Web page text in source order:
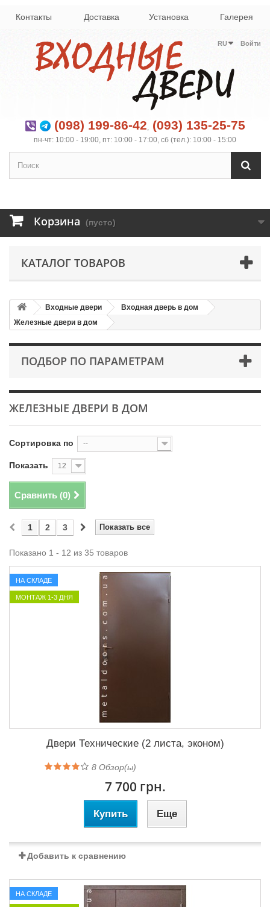
Контакты Доставка Установка Галерея
Войти
RU
(098) 199-86-42, (093) 135-25-75
пн-чт: 10:00 - 19:00, пт: 10:00 - 17:00, сб (тел.): 10:00 - 15:00
Корзина (пусто)
КАТАЛОГ ТОВАРОВ
Входные двери
Входная дверь в дом
Железные двери в дом
ПОДБОР ПО ПАРАМЕТРАМ
ЖЕЛЕЗНЫЕ ДВЕРИ В ДОМ
Сортировка по --
Показать 12
Сравнить (0)
Показать все
1 2 3
Показано 1 - 12 из 35 товаров
НА СКЛАДЕ
МОНТАЖ 1-3 ДНЯ
Двери Технические (2 листа, эконом)
8 Обзор(ы)
7 700 грн.
Купить Еще
Добавить к сравнению
НА СКЛАДЕ